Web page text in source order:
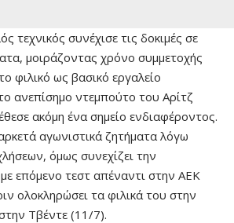
τεχνικός συνέχισε τις δοκιμές σε
μοιράζοντας χρόνο συμμετοχής
φιλικό ως βασικό εργαλείο
ανεπίσημο ντεμπούτο του Αρίτζ
ακόμη ένα σημείο ενδιαφέροντος.
αγωνιστικά ζητήματα λόγω
όμως συνεχίζει την
επόμενο τεστ απέναντι στην ΑΕΚ
ολοκληρώσει τα φιλικά του στην
Τβέντε (11/7).